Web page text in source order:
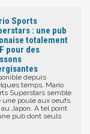
Sports
: une pub
totalement
pour des
depuis
temps, Mario
Superstars semble
une poule aux oeufs
Japon. A tel point
pub dont seuls